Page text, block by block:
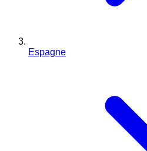
Espagne